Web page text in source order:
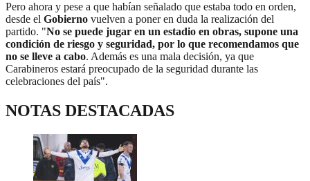
Pero ahora y pese a que habían señalado que estaba todo en orden,
desde el Gobierno vuelven a poner en duda la realización del
partido. "No se puede jugar en un estadio en obras, supone una
condición de riesgo y seguridad, por lo que recomendamos que
no se lleve a cabo. Además es una mala decisión, ya que
Carabineros estará preocupado de la seguridad durante las
celebraciones del país".
NOTAS DESTACADAS